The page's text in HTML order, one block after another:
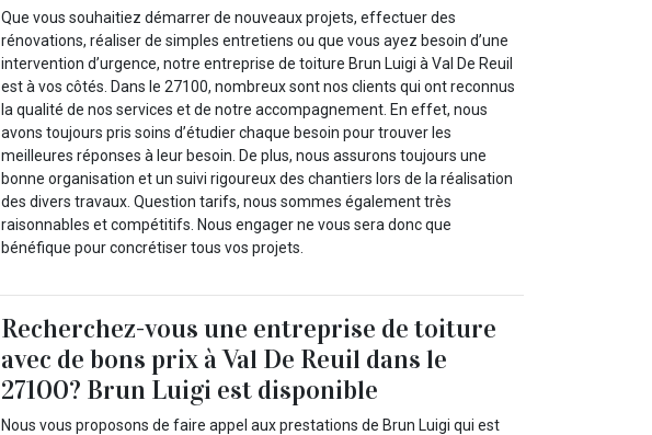
Que vous souhaitiez démarrer de nouveaux projets, effectuer des
rénovations, réaliser de simples entretiens ou que vous ayez besoin d’une
intervention d’urgence, notre entreprise de toiture Brun Luigi à Val De Reuil
est à vos côtés. Dans le 27100, nombreux sont nos clients qui ont reconnus
la qualité de nos services et de notre accompagnement. En effet, nous
avons toujours pris soins d’étudier chaque besoin pour trouver les
meilleures réponses à leur besoin. De plus, nous assurons toujours une
bonne organisation et un suivi rigoureux des chantiers lors de la réalisation
des divers travaux. Question tarifs, nous sommes également très
raisonnables et compétitifs. Nous engager ne vous sera donc que
bénéfique pour concrétiser tous vos projets.
Recherchez-vous une entreprise de toiture
avec de bons prix à Val De Reuil dans le
27100? Brun Luigi est disponible
Nous vous proposons de faire appel aux prestations de Brun Luigi qui est